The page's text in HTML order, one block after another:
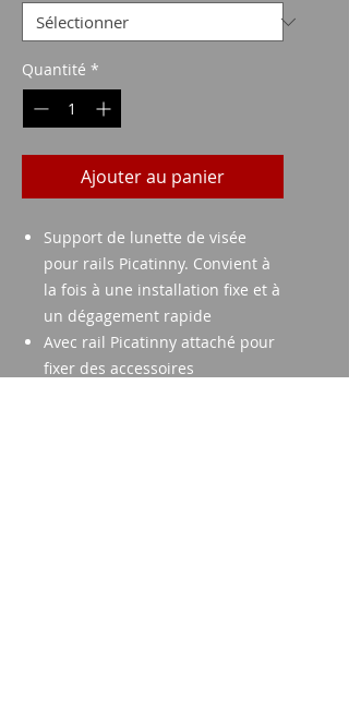
Quantité *
Ajouter au panier
Support de lunette de visée
pour rails Picatinny. Convient à
la fois à une installation fixe et à
un dégagement rapide
Avec rail Picatinny attaché pour
fixer des accessoires